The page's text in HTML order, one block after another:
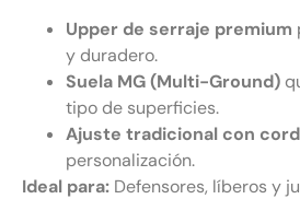
Upper de serraje premium
y duradero.
Suela MG (Multi-Ground)
tipo de superficies.
Ajuste tradicional con
personalización.
Ideal para: Defensores, líberos y